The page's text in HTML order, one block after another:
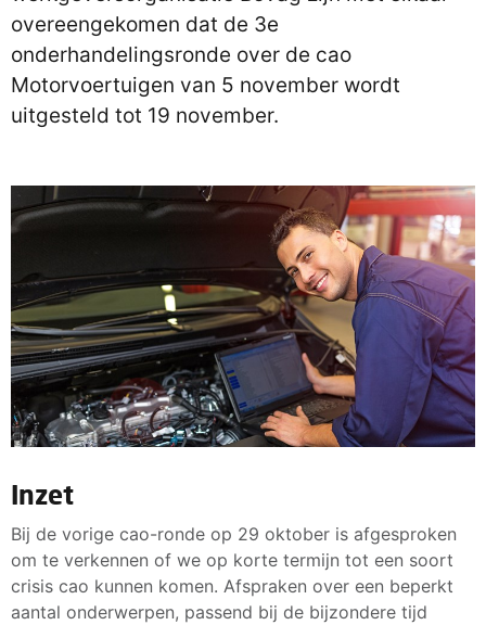
overeengekomen dat de 3e
onderhandelingsronde over de cao
Motorvoertuigen van 5 november wordt
uitgesteld tot 19 november.
Inzet
Bij de vorige cao-ronde op 29 oktober is afgesproken
om te verkennen of we op korte termijn tot een soort
crisis cao kunnen komen. Afspraken over een beperkt
aantal onderwerpen, passend bij de bijzondere tijd